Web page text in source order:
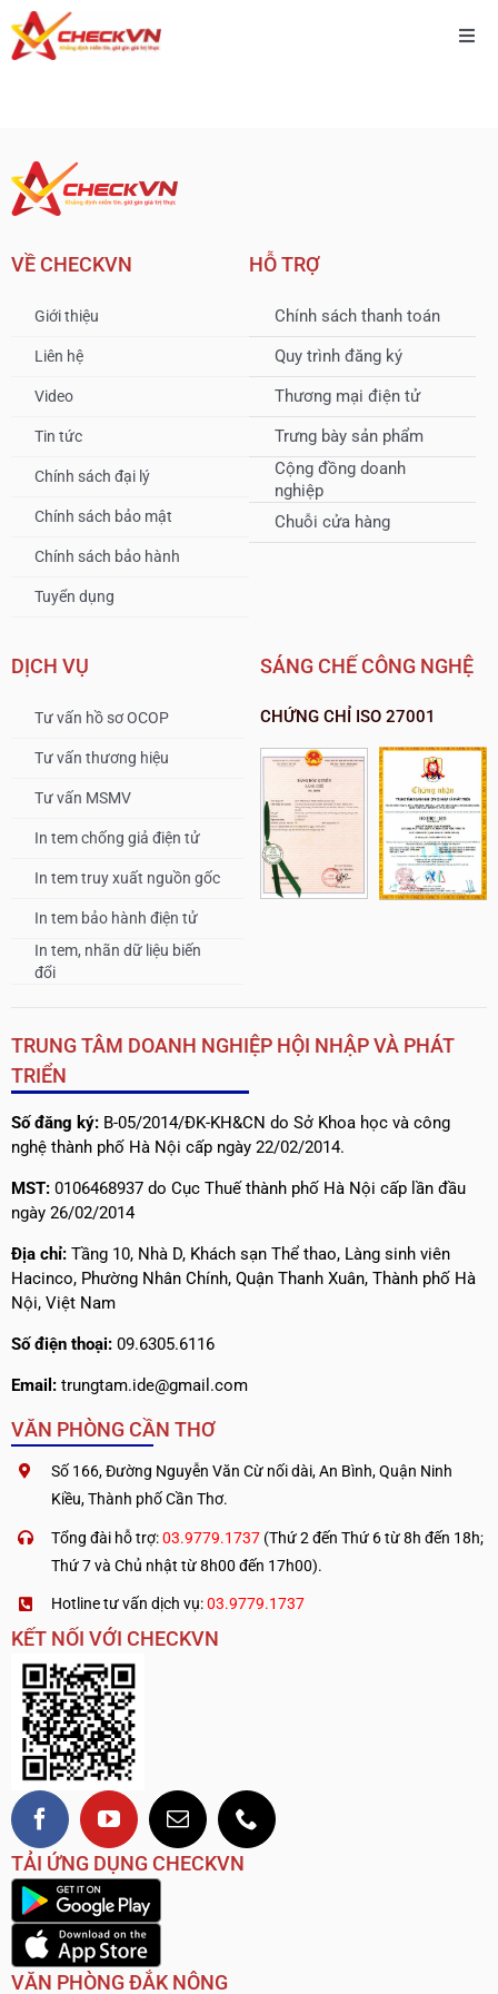
Skip
to
content
Giải pháp
Bảng giá
Về chúng tôi
VỀ CHECKVN
Giới thiệu
Liên hệ
Video
Tin tức
Chính sách đại lý
Chính sách bảo mật
Chính sách bảo hành
Tuyển dụng
HỖ TRỢ
Chính sách thanh toán
Quy trình đăng ký
Thương mại điện tử
Trưng bày sản phẩm
Cộng đồng doanh
nghiệp
Chuỗi cửa hàng
DỊCH VỤ
Tư vấn hồ sơ OCOP
Tư vấn thương hiệu
Tư vấn MSMV
In tem chống giả điện tử
In tem truy xuất nguồn gốc
In tem bảo hành điện tử
In tem, nhãn dữ liệu biến
đổi
SÁNG CHẾ CÔNG NGHỆ
CHỨNG CHỈ ISO 27001
TRUNG TÂM DOANH NGHIỆP HỘI NHẬP VÀ PHÁT
TRIỂN
Số đăng ký: B-05/2014/ĐK-KH&CN do Sở Khoa học và công
nghệ thành phố Hà Nội cấp ngày 22/02/2014.
MST: 0106468937 do Cục Thuế thành phố Hà Nội cấp lần đầu
ngày 26/02/2014
Địa chỉ: Tầng 10, Nhà D, Khách sạn Thể thao, Làng sinh viên
Hacinco, Phường Nhân Chính, Quận Thanh Xuân, Thành phố Hà
Nội, Việt Nam
Số điện thoại: 09.6305.6116
Email: trungtam.ide@gmail.com
VĂN PHÒNG CẦN THƠ
Số 166, Đường Nguyễn Văn Cừ nối dài, An Bình, Quận Ninh
Kiều, Thành phố Cần Thơ.
Tổng đài hỗ trợ:03.9779.1737 (Thứ 2 đến Thứ 6 từ 8h đến 18h;
Thứ 7 và Chủ nhật từ 8h00 đến 17h00).
Hotline tư vấn dịch vụ:03.9779.1737
KẾT NỐI VỚI CHECKVN
TẢI ỨNG DỤNG CHECKVN
VĂN PHÒNG ĐẮK NÔNG